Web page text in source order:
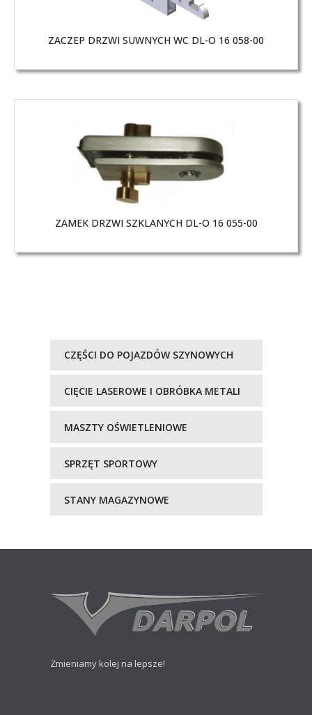
ZACZEP DRZWI SUWNYCH WC DL-O 16 058-00
ZAMEK DRZWI SZKLANYCH DL-O 16 055-00
CZĘŚCI DO POJAZDÓW SZYNOWYCH
CIĘCIE LASEROWE I OBRÓBKA METALI
MASZTY OŚWIETLENIOWE
SPRZĘT SPORTOWY
STANY MAGAZYNOWE
Zmieniamy kolej na lepsze!